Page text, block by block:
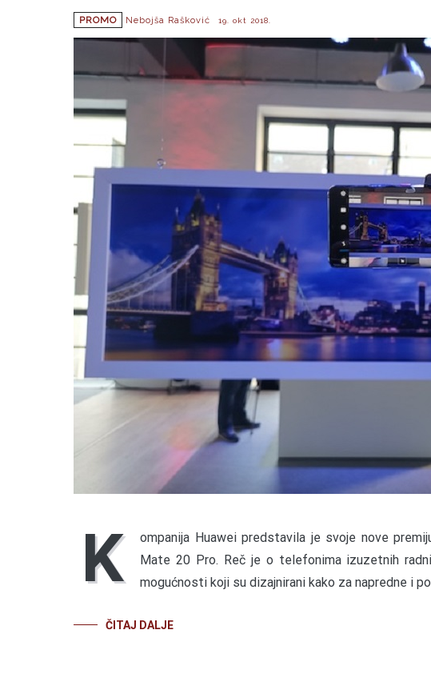
PROMO Nebojša Rašković 19. okt 2018.
K
ompanija Huawei predstavila je svoje nove
Mate 20 Pro. Reč je o telefonima izuzetnih
mogućnosti koji su dizajnirani kako za napredne i
ČITAJ DALJE